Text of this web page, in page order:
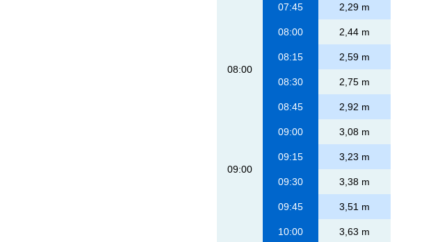
07:45 2,29 m
08:00
08:00 2,44 m
08:15 2,59 m
08:30 2,75 m
08:45 2,92 m
09:00
09:00 3,08 m
09:15 3,23 m
09:30 3,38 m
09:45 3,51 m
10:00 3,63 m